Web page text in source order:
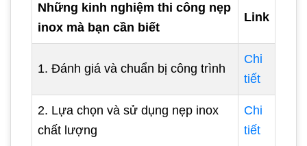
Những kinh nghiệm thi công nẹp
inox mà bạn cần biết
Link
1. Đánh giá và chuẩn bị công trình
Chi
tiết
2. Lựa chọn và sử dụng nẹp inox
chất lượng
Chi
tiết